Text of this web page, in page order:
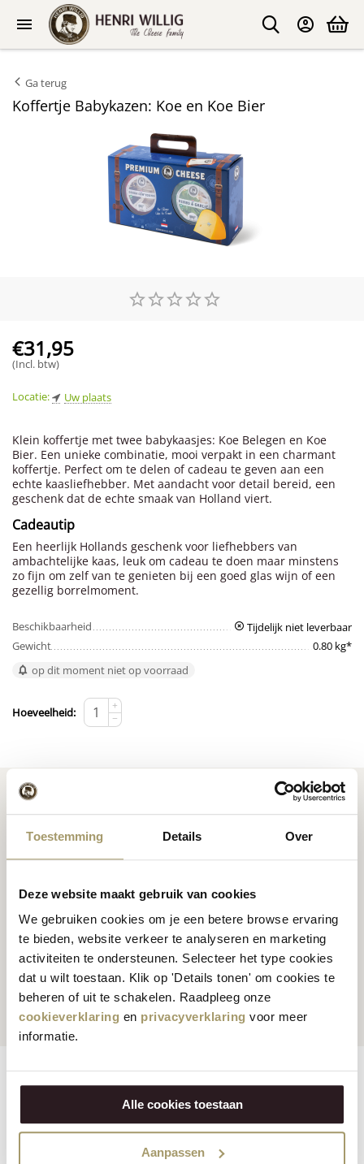
Toestemming Details Over
Deze website maakt gebruik van cookies
We gebruiken cookies om je een betere browse ervaring
te bieden, website verkeer te analyseren en marketing
activiteiten te ondersteunen. Selecteer het type cookies
dat u wilt toestaan. Klik op 'Details tonen' om cookies te
beheren of uit te schakelen. Raadpleeg onze
cookieverklaring en privacyverklaring voor meer
informatie.
Alle cookies toestaan
Aanpassen
Ga terug
Koffertje Babykazen: Koe en Koe Bier
€31,95
(Incl. btw)
Locatie: Uw plaats
Klein koffertje met twee babykaasjes: Koe Belegen en Koe
Bier. Een unieke combinatie, mooi verpakt in een charmant
koffertje. Perfect om te delen of cadeau te geven aan een
echte kaasliefhebber. Met aandacht voor detail bereid, een
geschenk dat de echte smaak van Holland viert.
Cadeautip
Een heerlijk Hollands geschenk voor liefhebbers van
ambachtelijke kaas, leuk om cadeau te doen maar minstens
zo fijn om zelf van te genieten bij een goed glas wijn of een
gezellig borrelmoment.
Beschikbaarheid
Tijdelijk niet leverbaar
Gewicht
0.80 kg*
op dit moment niet op voorraad
Hoeveelheid:
+
−
Klanten beoordelen ons
gemiddeld met een 9.5
Snelle en betrouwbare
levering
Vegetarisch: Nee